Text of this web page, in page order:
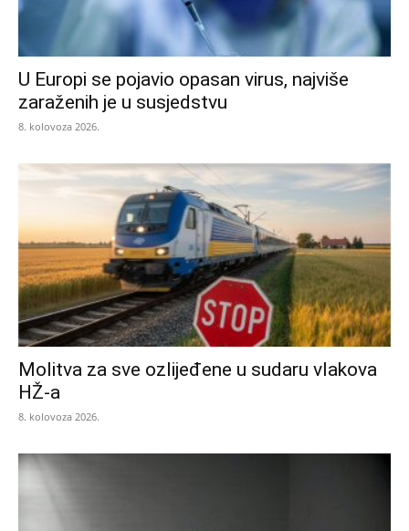
U Europi se pojavio opasan virus, najviše
zaraženih je u susjedstvu
8. kolovoza 2026.
Molitva za sve ozlijeđene u sudaru vlakova
HŽ-a
8. kolovoza 2026.